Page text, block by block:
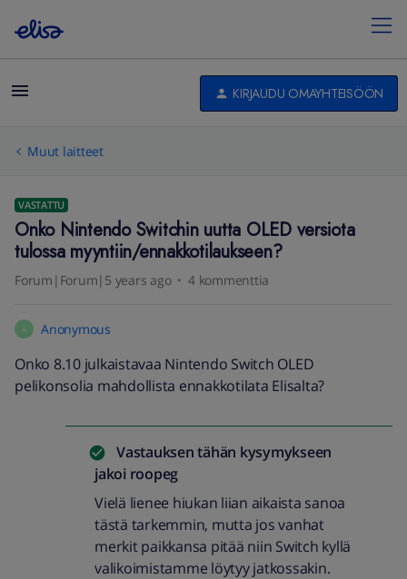
KIRJAUDU OMAYHTEISÖÖN
Muut laitteet
VASTATTU
Onko Nintendo Switchin uutta OLED versiota
tulossa myyntiin/ennakkotilaukseen?
Forum|Forum|5 years ago 4 kommenttia
A Anonymous
Onko 8.10 julkaistavaa Nintendo Switch OLED
pelikonsolia mahdollista ennakkotilata Elisalta?
Vastauksen tähän kysymykseen
jakoi roopeg
Vielä lienee hiukan liian aikaista sanoa
tästä tarkemmin, mutta jos vanhat
merkit paikkansa pitää niin Switch kyllä
valikoimistamme löytyy jatkossakin.